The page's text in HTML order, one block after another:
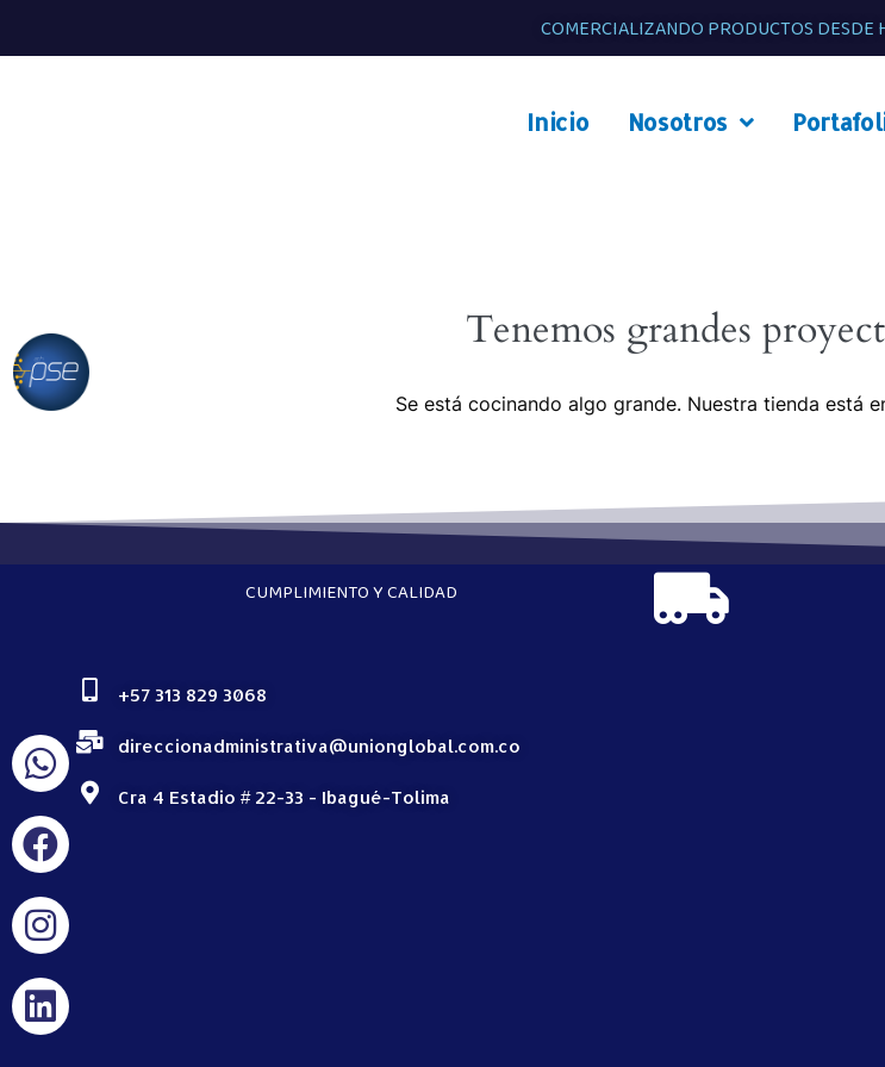
COMERCIALIZANDO PRODUCTOS DESDE
Inicio Nosotros
Tenemos grandes
Se está cocinando algo grande. Nuestra tienda está
CUMPLIMIENTO Y CALIDAD
+57 313 829 3068
direccionadministrativa@unionglobal.com.co
Cra 4 Estadio # 22-33 - Ibagué-Tolima